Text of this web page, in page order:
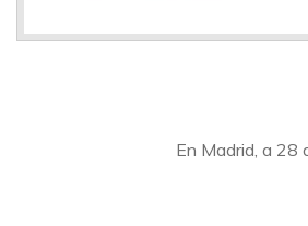
En Madrid, a 28